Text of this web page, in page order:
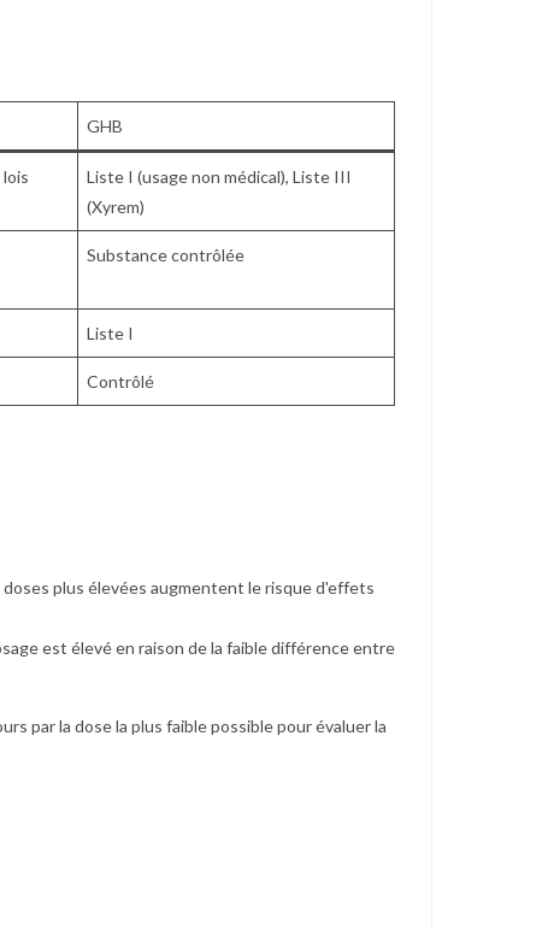
GHB
Liste I (usage non médical), Liste III
(Xyrem)
Substance contrôlée
Liste I
Contrôlé
plus élevées augmentent le risque d'effets
est élevé en raison de la faible différence entre
par la dose la plus faible possible pour évaluer la